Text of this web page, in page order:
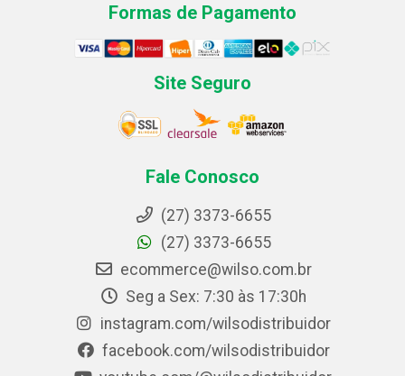
Formas de Pagamento
Site Seguro
Fale Conosco
(27) 3373-6655
(27) 3373-6655
ecommerce@wilso.com.br
Seg a Sex: 7:30 às 17:30h
instagram.com/wilsodistribuidor
facebook.com/wilsodistribuidor